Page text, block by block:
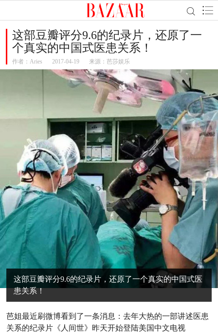
这部豆瓣评分9.6的纪录片，还原了一
个真实的中国式医患关系！
作者： Aries 2017-04-19 来源：芭莎娱乐
这部豆瓣评分9.6的纪录片，还原了一个真实的中国式医
患关系！
芭姐最近刷微博看到了一条消息：去年大热的一部讲述医患
关系的纪录片《人间世》昨天开始登陆美国中文电视